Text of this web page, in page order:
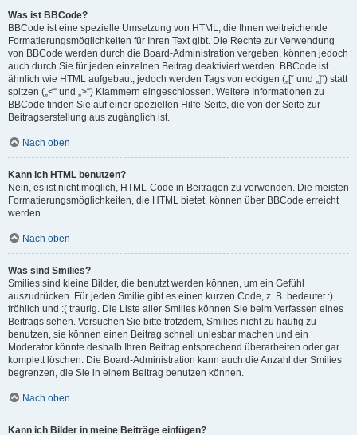
Was ist BBCode?
BBCode ist eine spezielle Umsetzung von HTML, die Ihnen weitreichende
Formatierungsmöglichkeiten für Ihren Text gibt. Die Rechte zur Verwendung
von BBCode werden durch die Board-Administration vergeben, können jedoch
auch durch Sie für jeden einzelnen Beitrag deaktiviert werden. BBCode ist
ähnlich wie HTML aufgebaut, jedoch werden Tags von eckigen („[“ und „]“) statt
spitzen („<“ und „>“) Klammern eingeschlossen. Weitere Informationen zu
BBCode finden Sie auf einer speziellen Hilfe-Seite, die von der Seite zur
Beitragserstellung aus zugänglich ist.
Nach oben
Kann ich HTML benutzen?
Nein, es ist nicht möglich, HTML-Code in Beiträgen zu verwenden. Die meisten
Formatierungsmöglichkeiten, die HTML bietet, können über BBCode erreicht
werden.
Nach oben
Was sind Smilies?
Smilies sind kleine Bilder, die benutzt werden können, um ein Gefühl
auszudrücken. Für jeden Smilie gibt es einen kurzen Code, z. B. bedeutet :)
fröhlich und :( traurig. Die Liste aller Smilies können Sie beim Verfassen eines
Beitrags sehen. Versuchen Sie bitte trotzdem, Smilies nicht zu häufig zu
benutzen, sie können einen Beitrag schnell unlesbar machen und ein
Moderator könnte deshalb Ihren Beitrag entsprechend überarbeiten oder gar
komplett löschen. Die Board-Administration kann auch die Anzahl der Smilies
begrenzen, die Sie in einem Beitrag benutzen können.
Nach oben
Kann ich Bilder in meine Beiträge einfügen?